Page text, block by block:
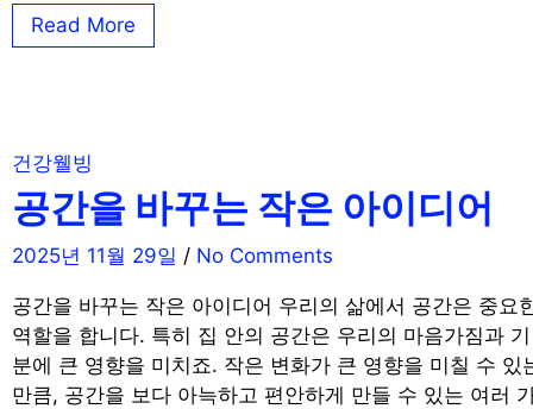
Read More
건강웰빙
공간을 바꾸는 작은 아이디어
2025년 11월 29일 / No Comments
공간을 바꾸는 작은 아이디어 우리의 삶에서 공간은 중요
역할을 합니다. 특히 집 안의 공간은 우리의 마음가짐과 기
분에 큰 영향을 미치죠. 작은 변화가 큰 영향을 미칠 수 있
만큼, 공간을 보다 아늑하고 편안하게 만들 수 있는 여러